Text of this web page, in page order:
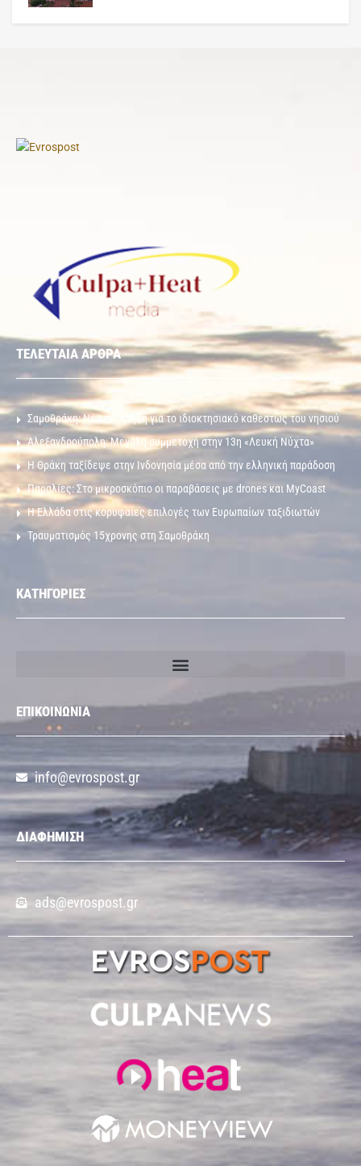
ΤΕΛΕΥΤΑΙΑ ΑΡΘΡΑ
Σαμοθράκη: Νέα συζήτηση για το ιδιοκτησιακό καθεστώς του νησιού
Αλεξανδρούπολη: Μεγάλη συμμετοχή στην 13η «Λευκή Νύχτα»
Η Θράκη ταξίδεψε στην Ινδονησία μέσα από την ελληνική παράδοση
Παραλίες: Στο μικροσκόπιο οι παραβάσεις με drones και MyCoast
Η Ελλάδα στις κορυφαίες επιλογές των Ευρωπαίων ταξιδιωτών
Τραυματισμός 15χρονης στη Σαμοθράκη
ΚΑΤΗΓΟΡΙΕΣ
ΕΠΙΚΟΙΝΩΝΙΑ
info@evrospost.gr
ΔΙΑΦΗΜΙΣΗ
ads@evrospost.gr